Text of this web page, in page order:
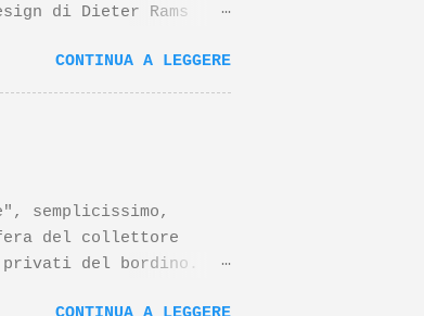
di Dieter Rams
Braun disegnati
questo prodotto è
del progetto
In merito al
CONTINUA A LEGGERE
semplicissimo,
del collettore
privati del bordino.